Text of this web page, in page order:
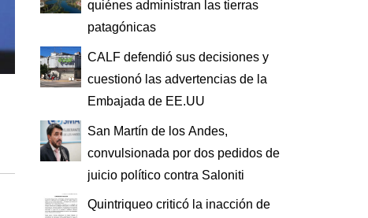
quiénes administran las tierras
patagónicas
CALF defendió sus decisiones y
cuestionó las advertencias de la
Embajada de EE.UU
San Martín de los Andes,
convulsionada por dos pedidos de
juicio político contra Saloniti
Quintriqueo criticó la inacción de